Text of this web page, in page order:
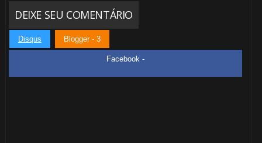
DEIXE SEU COMENTÁRIO
Disqus Blogger - 3
Facebook -